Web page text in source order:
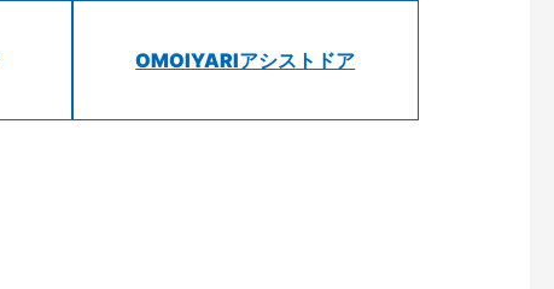
OMOIYARIアシストドア